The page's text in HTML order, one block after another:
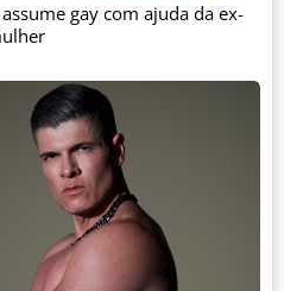
gay com ajuda da ex-